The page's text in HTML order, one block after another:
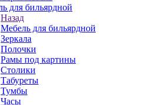
для бильярдной
Назад
Мебель для бильярдной
Зеркала
Полочки
Рамы под картины
Столики
Табуреты
Тумбы
Часы